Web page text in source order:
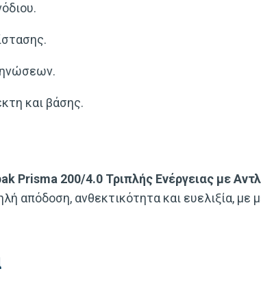
και βάσης.
Prisma 200/4.0 Τριπλής Ενέργειας με
απόδοση, ανθεκτικότητα και ευελιξία,